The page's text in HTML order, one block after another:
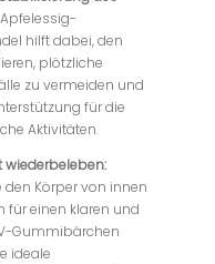
hilft dabei, den
plötzliche
zu vermeiden und
für die
Aktivitäten.
wiederbeleben:
den Körper von innen
für einen klaren und
Gummibärchen
ideale